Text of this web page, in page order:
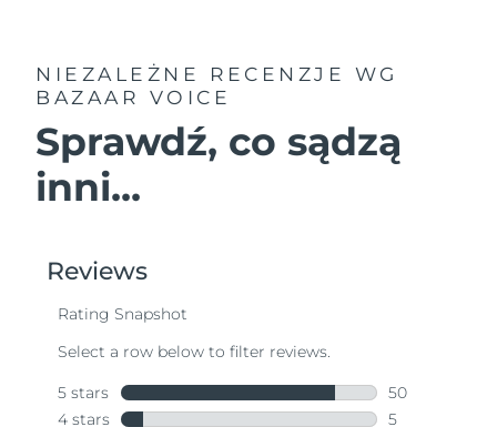
NIEZALEŻNE RECENZJE
WG
BAZAAR VOICE
Sprawdź, co sądzą
inni...